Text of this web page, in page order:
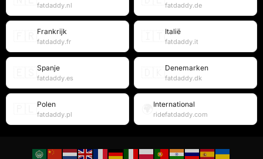
fatdaddy.nl fatdaddy.de
Frankrijk
fatdaddy.fr
Italië
fatdaddy.it
Spanje
fatdaddy.es
Denemarken
fatdaddy.dk
Polen
fatdaddy.pl
International
ridefatdaddy.com